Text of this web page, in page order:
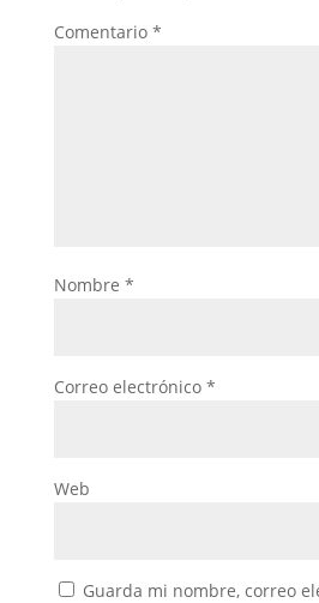
Comentario *
Nombre *
Correo electrónico *
Web
Guarda mi nombre, correo